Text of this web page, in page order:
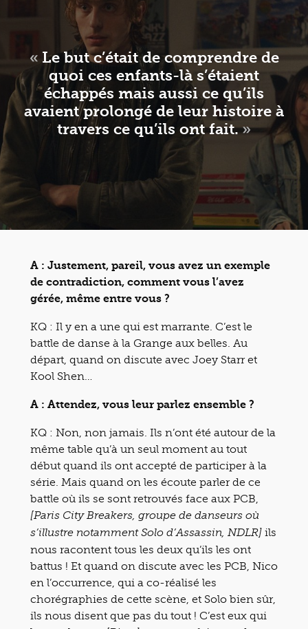
« Le but c’était de comprendre de
quoi ces enfants-là s’étaient
échappés mais aussi ce qu’ils
avaient prolongé de leur histoire à
travers ce qu’ils ont fait.»
A : Justement, pareil, vous avez un exemple
de contradiction, comment vous l’avez
gérée, même entre vous ?
KQ : Il y en a une qui est marrante. C’est le
battle de danse à la Grange aux belles. Au
départ, quand on discute avec Joey Starr et
Kool Shen…
A : Attendez, vous leur parlez ensemble ?
KQ : Non, non jamais. Ils n’ont été autour de la
même table qu’à un seul moment au tout
début quand ils ont accepté de participer à la
série. Mais quand on les écoute parler de ce
battle où ils se sont retrouvés face aux PCB,
[Paris City Breakers, groupe de danseurs où
s’illustre notamment Solo d’Assassin, NDLR] ils
nous racontent tous les deux qu’ils les ont
battus ! Et quand on discute avec les PCB, Nico
en l’occurrence, qui a co-réalisé les
chorégraphies de cette scène, et Solo bien sûr,
ils nous disent que pas du tout ! C’est eux qui